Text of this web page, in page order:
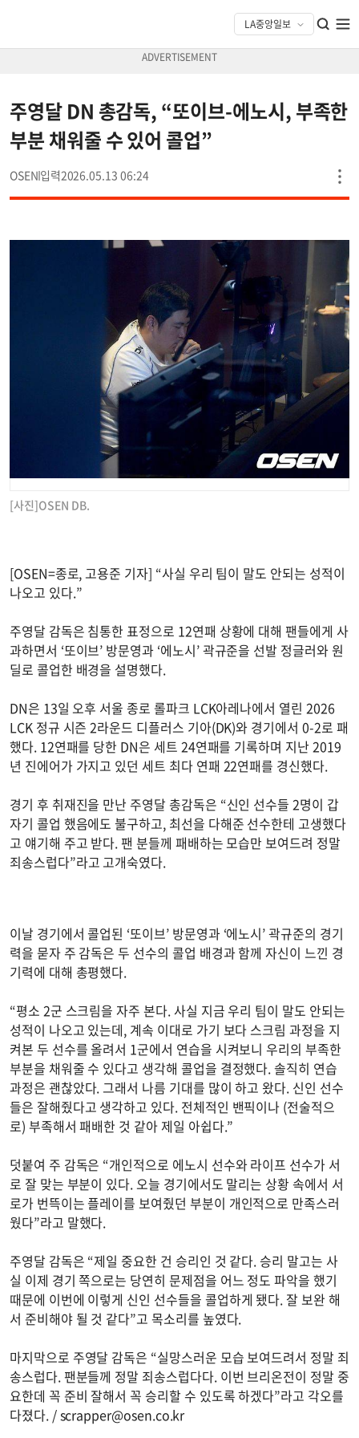
주영달 DN 총감독, “또이브-에노시, 부족한
부분 채워줄 수 있어 콜업”
OSEN 2026.05.13 06:24
[사진]OSEN DB.
[OSEN=종로, 고용준 기자] “사실 우리 팀이 말도 안되는 성적이
나오고 있다.”
주영달 감독은 침통한 표정으로 12연패 상황에 대해 팬들에게 사
과하면서 ‘또이브’ 방문영과 ‘에노시’ 곽규준을 선발 정글러와 원
딜로 콜업한 배경을 설명했다.
DN은 13일 오후 서울 종로 롤파크 LCK아레나에서 열린 2026
LCK 정규 시즌 2라운드 디플러스 기아(DK)와 경기에서 0-2로 패
했다. 12연패를 당한 DN은 세트 24연패를 기록하며 지난 2019
년 진에어가 가지고 있던 세트 최다 연패 22연패를 경신했다.
경기 후 취재진을 만난 주영달 총감독은 “신인 선수들 2명이 갑
자기 콜업 했음에도 불구하고, 최선을 다해준 선수한테 고생했다
고 얘기해 주고 받다. 팬 분들께 패배하는 모습만 보여드려 정말
죄송스럽다”라고 고개숙였다.
이날 경기에서 콜업된 ‘또이브’ 방문영과 ‘에노시’ 곽규준의 경기
력을 묻자 주 감독은 두 선수의 콜업 배경과 함께 자신이 느낀 경
기력에 대해 총평했다.
“평소 2군 스크림을 자주 본다. 사실 지금 우리 팀이 말도 안되는
성적이 나오고 있는데, 계속 이대로 가기 보다 스크림 과정을 지
켜본 두 선수를 올려서 1군에서 연습을 시켜보니 우리의 부족한
부분을 채워줄 수 있다고 생각해 콜업을 결정했다. 솔직히 연습
과정은 괜찮았다. 그래서 나름 기대를 많이 하고 왔다. 신인 선수
들은 잘해줬다고 생각하고 있다. 전체적인 밴픽이나 (전술적으
로) 부족해서 패배한 것 같아 제일 아쉽다.”
덧붙여 주 감독은 “개인적으로 에노시 선수와 라이프 선수가 서
로 잘 맞는 부분이 있다. 오늘 경기에서도 말리는 상황 속에서 서
로가 번뜩이는 플레이를 보여줬던 부분이 개인적으로 만족스러
웠다”라고 말했다.
주영달 감독은 “제일 중요한 건 승리인 것 같다. 승리 말고는 사
실 이제 경기 쪽으로는 당연히 문제점을 어느 정도 파악을 했기
때문에 이번에 이렇게 신인 선수들을 콜업하게 됐다. 잘 보완 해
서 준비해야 될 것 같다”고 목소리를 높였다.
마지막으로 주영달 감독은 “실망스러운 모습 보여드려서 정말 죄
송스럽다. 팬분들께 정말 죄송스럽다다. 이번 브리온전이 정말 중
요한데 꼭 준비 잘해서 꼭 승리할 수 있도록 하겠다”라고 각오를
다졌다. / scrapper@osen.co.kr